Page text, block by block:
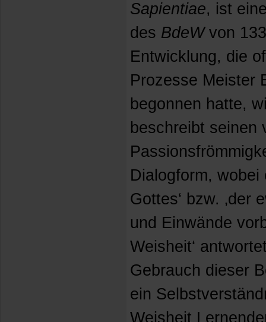
Sapientiae, ist
des BdeWvon
Entwicklung, die
Prozesse Meister
begonnen hatte,
beschreibt seinen
Dialogform, wobei
Gottes‘ bzw. ‚der
und Einwände
Weisheit‘
Gebrauch dieser
ein
Weisheit